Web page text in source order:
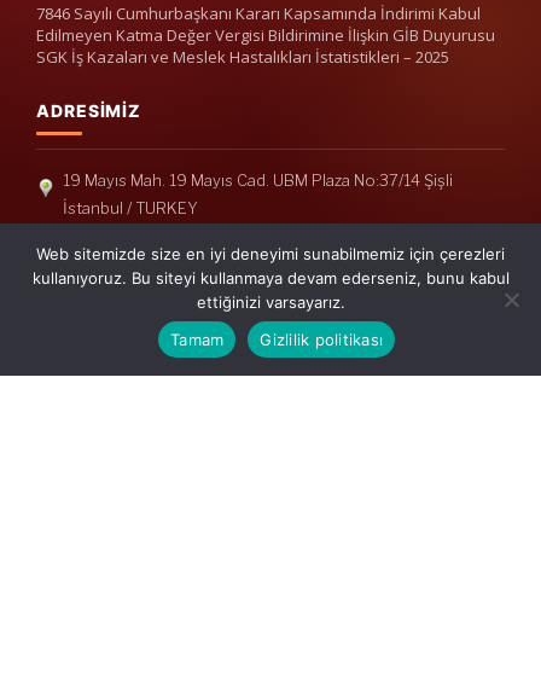
7846 Sayılı Cumhurbaşkanı Kararı Kapsamında İndirimi Kabul
Edilmeyen Katma Değer Vergisi Bildirimine İlişkin GİB Duyurusu
SGK İş Kazaları ve Meslek Hastalıkları İstatistikleri – 2025
ADRESIMIZ
19 Mayıs Mah. 19 Mayıs Cad. UBM Plaza No:37/14 Şişli
İstanbul / TURKEY
Telefon: +90(212) 240 33 39
Telefon: +90(212) 248 19 36
info@erisymm.com
Web sitemizde size en iyi deneyimi sunabilmemiz için çerezleri
kullanıyoruz. Bu siteyi kullanmaya devam ederseniz, bunu kabul
ettiğinizi varsayarız.
Tamam
Gizlilik politikası